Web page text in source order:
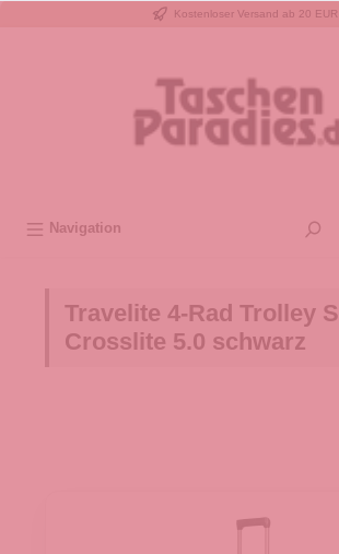
Kostenloser Versand ab 20 EUR
Navigation
Travelite 4-Rad Trolley S
Crosslite 5.0 schwarz